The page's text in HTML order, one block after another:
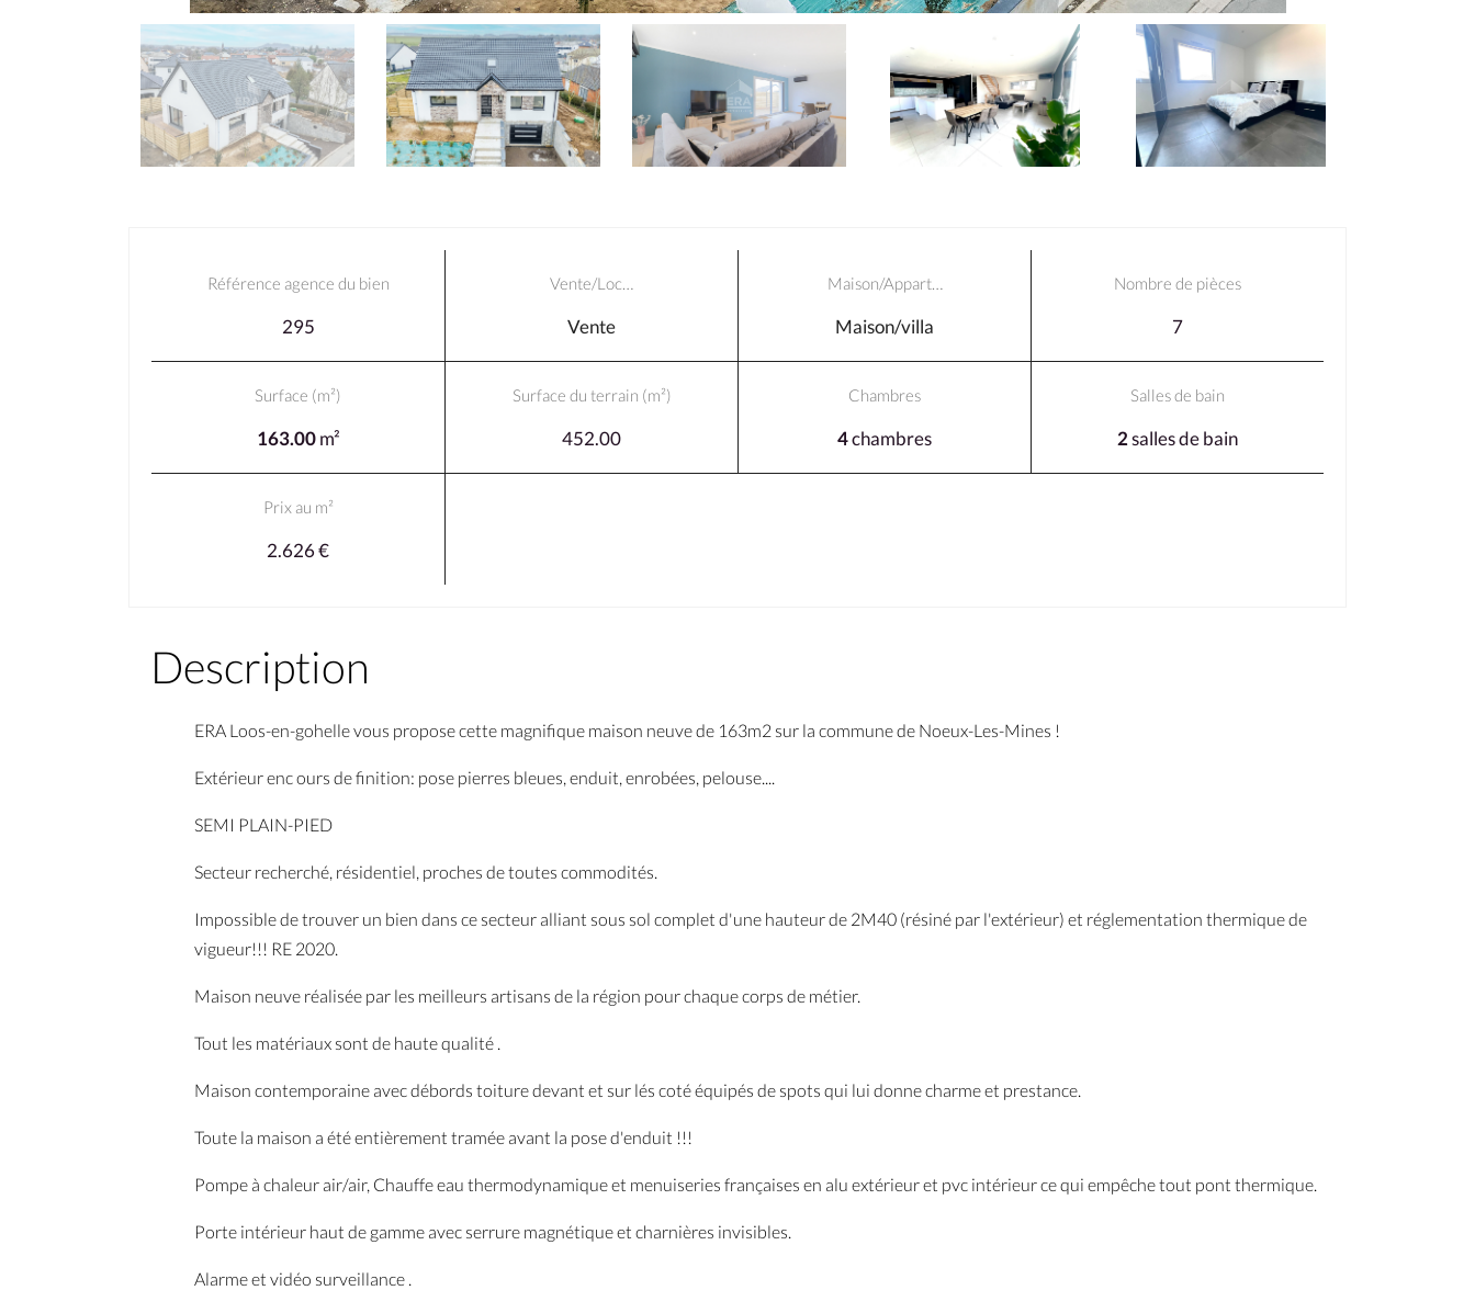
Référence agence du bien
295
Vente/Loc…
Vente
Maison/Appart…
Maison/villa
Nombre de pièces
7
Surface (m²)
163.00 m²
Surface du terrain (m²)
452.00
Chambres
4chambres
Salles de bain
2salles de bain
Prix au m²
2.626 €
Description
ERA Loos-en-gohelle vous propose cette magnifique maison neuve de 163m2 sur la commune de Noeux-Les-Mines !
Extérieur enc ours de finition: pose pierres bleues, enduit, enrobées, pelouse....
SEMI PLAIN-PIED
Secteur recherché, résidentiel, proches de toutes commodités.
Impossible de trouver un bien dans ce secteur alliant sous sol complet d'une hauteur de 2M40 (résiné par l'extérieur) et réglementation thermique de
vigueur!!! RE 2020.
Maison neuve réalisée par les meilleurs artisans de la région pour chaque corps de métier.
Tout les matériaux sont de haute qualité .
Maison contemporaine avec débords toiture devant et sur lés coté équipés de spots qui lui donne charme et prestance.
Toute la maison a été entièrement tramée avant la pose d'enduit !!!
Pompe à chaleur air/air, Chauffe eau thermodynamique et menuiseries françaises en alu extérieur et pvc intérieur ce qui empêche tout pont thermique.
Porte intérieur haut de gamme avec serrure magnétique et charnières invisibles.
Alarme et vidéo surveillance .